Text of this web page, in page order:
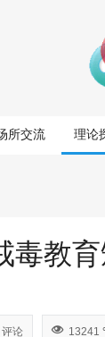
所交流 理论
毒教
论 13241